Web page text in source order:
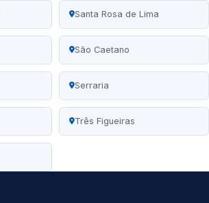
Santa Rosa de Lima
São Caetano
Serraria
Três Figueiras